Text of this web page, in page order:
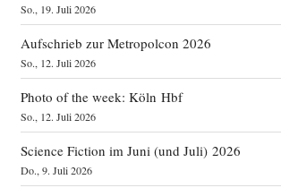
So., 19. Juli 2026
Aufschrieb zur Metropolcon 2026
So., 12. Juli 2026
Photo of the week: Köln Hbf
So., 12. Juli 2026
Science Fiction im Juni (und Juli) 2026
Do., 9. Juli 2026